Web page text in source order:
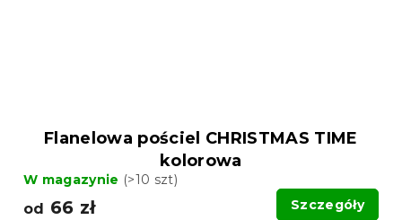
Flanelowa pościel CHRISTMAS TIME
kolorowa
W magazynie (>10 szt)
od 66 zł Szczegóły